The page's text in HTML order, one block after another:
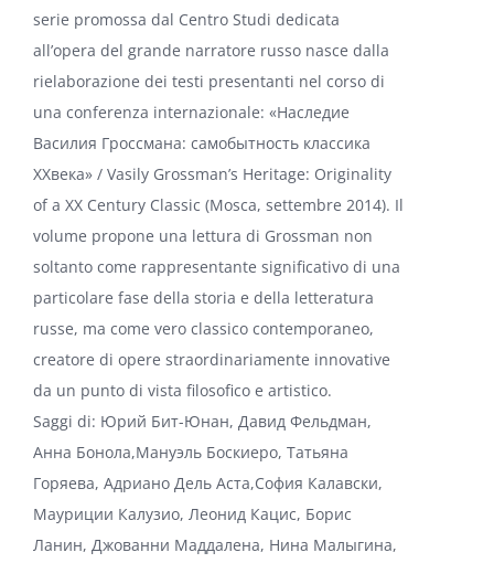
serie promossa dal Centro Studi dedicata
all’opera del grande narratore russo nasce dalla
rielaborazione dei testi presentanti nel corso di
una conferenza internazionale: «Наследие
Василия Гроссмана: самобытность классика
ХХвека» / Vasily Grossman’s Heritage: Originality
of a XX Century Classic (Mosca, settembre 2014). Il
volume propone una lettura di Grossman non
soltanto come rappresentante significativo di una
particolare fase della storia e della letteratura
russe, ma come vero classico contemporaneo,
creatore di opere straordinariamente innovative
da un punto di vista filosofico e artistico.
Saggi di: Юрий Бит-Юнан, Давид Фельдман,
Анна Бонола,Мануэль Боскиеро, Татьяна
Горяева, Адриано Дель Аста,София Калавски,
Мауриции Калузио, Леонид Кацис, Борис
Ланин, Джованни Маддалена, Нина Малыгина,